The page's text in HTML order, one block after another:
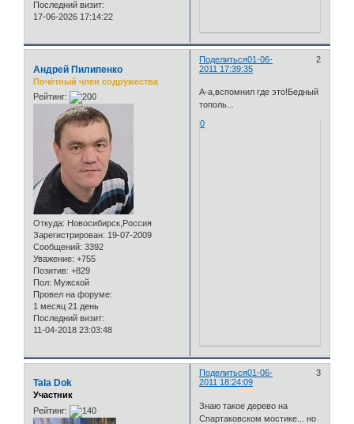
Последний визит:
17-06-2026 17:14:22
Поделиться 2
01-06-
2011 17:39:35
Андрей Пилипенко
Почётный член содружества
Рейтинг:
Откуда: Новосибирск,Россия
Зарегистрирован: 19-07-2009
Сообщений: 3392
Уважение: +755
Позитив: +829
Пол: Мужской
Провел на форуме:
1 месяц 21 день
Последний визит:
11-04-2018 23:03:48
А-а,вспомнил где это!Бедный
тополь...
0
Поделиться 3
01-06-
2011 18:24:09
Tala Dok
Участник
Рейтинг:
Знаю такое дерево на
Спартаковском мостике... но